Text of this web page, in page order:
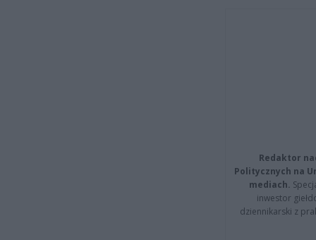
Redaktor
Politycznych na
mediach.
inwestor
dziennikarski z